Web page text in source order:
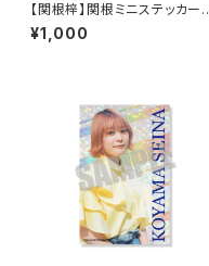
【関根梓】関根ミニステッカー4
枚セット
¥1,000